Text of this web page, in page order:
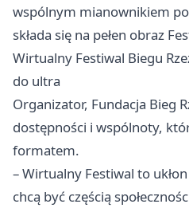
wspólnym mianownikiem
składa się na pełen obraz
Wirtualny Festiwal Biegu
do ultra
Organizator, Fundacja Bieg
dostępności i wspólnoty,
formatem.
– Wirtualny Festiwal to
chcą być częścią